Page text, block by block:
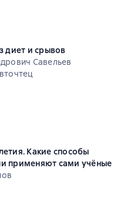
диет и срывов
Савельев
0 на основе 0 оценок
Какие способы
применяют сами учёные
0 на основе 0 оценок